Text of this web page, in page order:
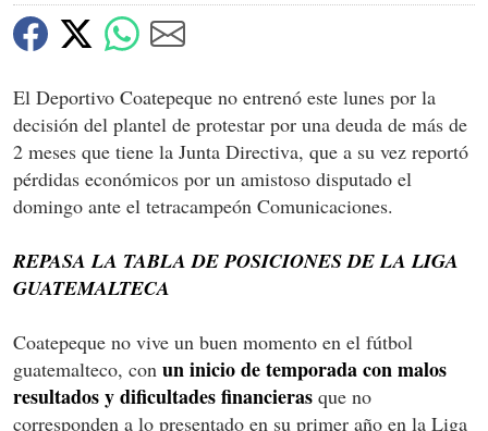
El Deportivo Coatepeque no entrenó este lunes por la
decisión del plantel de protestar por una deuda de más de
2 meses que tiene la Junta Directiva, que a su vez reportó
pérdidas económicos por un amistoso disputado el
domingo ante el tetracampeón Comunicaciones.
REPASA LA TABLA DE POSICIONES DE LA LIGA
GUATEMALTECA
Coatepeque no vive un buen momento en el fútbol
guatemalteco, con un inicio de temporada con malos
resultados y dificultades financieras que no
corresponden a lo presentado en su primer año en la Liga